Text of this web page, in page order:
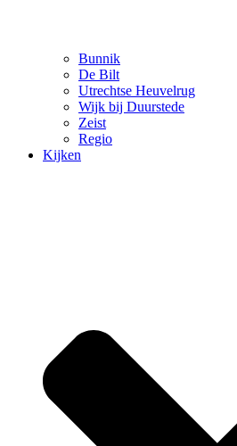
Bunnik
De Bilt
Utrechtse Heuvelrug
Wijk bij Duurstede
Zeist
Regio
Kijken